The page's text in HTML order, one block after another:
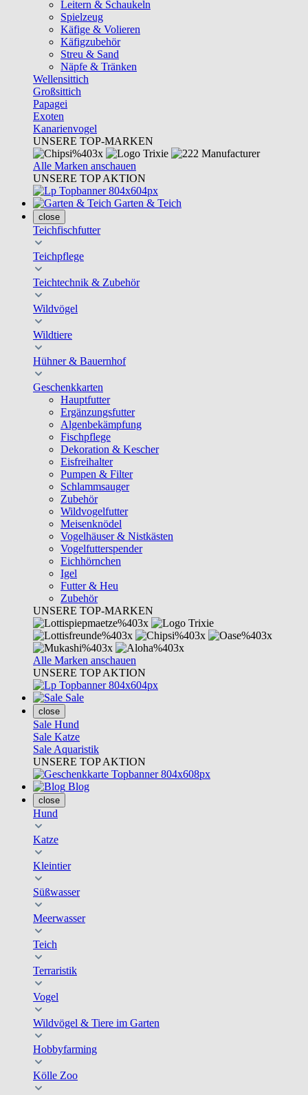
Leitern & Schaukeln
Spielzeug
Käfige & Volieren
Käfigzubehör
Streu & Sand
Näpfe & Tränken
Wellensittich
Großsittich
Papagei
Exoten
Kanarienvogel
UNSERE TOP-MARKEN
Alle Marken anschauen
UNSERE TOP AKTION
Garten & Teich
close
Teichfischfutter
Teichpflege
Teichtechnik & Zubehör
Wildvögel
Wildtiere
Hühner & Bauernhof
Geschenkkarten
Hauptfutter
Ergänzungsfutter
Algenbekämpfung
Fischpflege
Dekoration & Kescher
Eisfreihalter
Pumpen & Filter
Schlammsauger
Zubehör
Wildvogelfutter
Meisenknödel
Vogelhäuser & Nistkästen
Vogelfutterspender
Eichhörnchen
Igel
Futter & Heu
Zubehör
UNSERE TOP-MARKEN
Alle Marken anschauen
UNSERE TOP AKTION
Sale
close
Sale Hund
Sale Katze
Sale Aquaristik
UNSERE TOP AKTION
Blog
close
Hund
Katze
Kleintier
Süßwasser
Meerwasser
Teich
Terraristik
Vogel
Wildvögel & Tiere im Garten
Hobbyfarming
Kölle Zoo